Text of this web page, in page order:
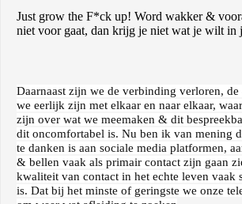
Just grow the F*ck up! Word wakker &
niet voor gaat, dan krijg je niet wat je wilt in
Daarnaast zijn we de verbinding verloren,
we eerlijk zijn met elkaar en naar elkaar,
zijn over wat we meemaken & dit
dit oncomfortabel is. Nu ben ik van mening
te danken is aan sociale media platformen,
& bellen vaak als primair contact zijn gaan
kwaliteit van contact in het echte leven vaak
is. Dat bij het minste of geringste we onze